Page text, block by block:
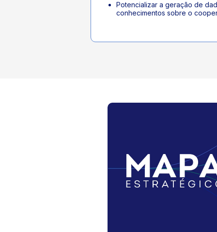
Potencializar a geração de
conhecimentos sobre o